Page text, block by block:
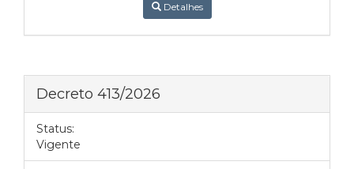
Detalhes
Decreto 413/2026
Status:
Vigente